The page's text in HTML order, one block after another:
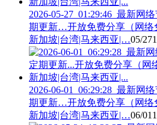
2026-05-27_01:29:46_最新网
期更新…开放免费分享（网络
新加坡|台湾|马来西亚|…05/27
2026-06-01_06:29:28_最新网
期更新…开放免费分享（网络
新加坡|台湾|马来西亚|…06/01